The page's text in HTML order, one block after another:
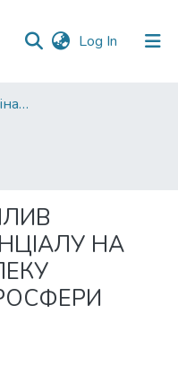
Log In (current)
Факультет обліку та фінансів
НА